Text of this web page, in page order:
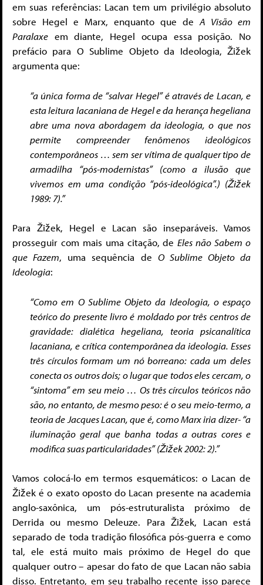
em suas referências: Lacan tem um privilégio absoluto
sobre Hegel e Marx, enquanto que de A Visão em
Paralaxe em diante, Hegel ocupa essa posição. No
prefácio para O Sublime Objeto da Ideologia, Žižek
argumenta que:
“a única forma de “salvar Hegel” é através de Lacan, e
esta leitura lacaniana de Hegel e da herança hegeliana
abre uma nova abordagem da ideologia, o que nos
permite compreender fenômenos ideológicos
contemporâneos … sem ser vítima de qualquer tipo de
armadilha “pós-modernistas” (como a ilusão que
vivemos em uma condição “pós-ideológica”.) (Žižek
1989: 7).”
Para Žižek, Hegel e Lacan são inseparáveis. Vamos
prosseguir com mais uma citação, deEles não Sabem o
que Fazem, uma sequência de O Sublime Objeto da
Ideologia:
“Como em O Sublime Objeto da Ideologia, o espaço
teórico do presente livro é moldado por três centros de
gravidade: dialética hegeliana, teoria psicanalítica
lacaniana, e crítica contemporânea da ideologia. Esses
três círculos formam um nó borreano: cada um deles
conecta os outros dois; o lugar que todos eles cercam, o
“sintoma” em seu meio … Os três círculos teóricos não
são, no entanto, de mesmo peso: é o seu meio-termo, a
teoria de Jacques Lacan, que é, como Marx iria dizer- “a
iluminação geral que banha todas a outras cores e
modifica suas particularidades” (Žižek 2002: 2).”
Vamos colocá-lo em termos esquemáticos: o Lacan de
Žižek é o exato oposto do Lacan presente na academia
anglo-saxônica, um pós-estruturalista próximo de
Derrida ou mesmo Deleuze. Para Žižek, Lacan está
separado de toda tradição filosófica pós-guerra e como
tal, ele está muito mais próximo de Hegel do que
qualquer outro – apesar do fato de que Lacan não sabia
disso. Entretanto, em seu trabalho recente isso parece